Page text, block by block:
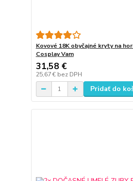
Kovové 18K obyčajné kryty na
Cosplay Vam
31,58 €
25,67 € bez DPH
Pridať do